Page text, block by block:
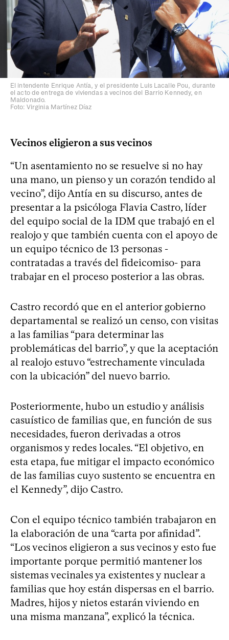
El intendente Enrique Antía, y el presidente Luis Lacalle Pou, durante
el acto de entrega de viviendas a vecinos del Barrio Kennedy, en
Maldonado.
Foto: Virginia Martínez Díaz
Vecinos eligieron a sus vecinos
“Un asentamiento no se resuelve si no hay
una mano, un pienso y un corazón tendido al
vecino”, dijo Antía en su discurso, antes de
presentar a la psicóloga Flavia Castro, líder
del equipo social de la IDM que trabajó en el
realojo y que también cuenta con el apoyo de
un equipo técnico de 13 personas -
contratadas a través del fideicomiso- para
trabajar en el proceso posterior a las obras.
Castro recordó que en el anterior gobierno
departamental se realizó un censo, con visitas
a las familias “para determinar las
problemáticas del barrio”, y que la aceptación
al realojo estuvo “estrechamente vinculada
con la ubicación” del nuevo barrio.
Posteriormente, hubo un estudio y análisis
casuístico de familias que, en función de sus
necesidades, fueron derivadas a otros
organismos y redes locales. “El objetivo, en
esta etapa, fue mitigar el impacto económico
de las familias cuyo sustento se encuentra en
el Kennedy”, dijo Castro.
Con el equipo técnico también trabajaron en
la elaboración de una “carta por afinidad”.
“Los vecinos eligieron a sus vecinos y esto fue
importante porque permitió mantener los
sistemas vecinales ya existentes y nuclear a
familias que hoy están dispersas en el barrio.
Madres, hijos y nietos estarán viviendo en
una misma manzana”, explicó la técnica.